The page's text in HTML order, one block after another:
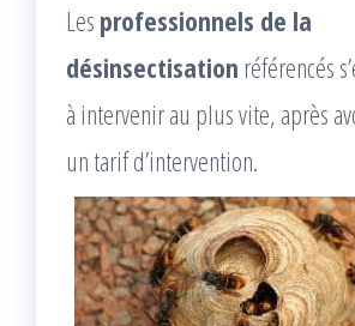
Les professionnels de la
désinsectisation référencés
à intervenir au plus vite, après
un tarif d’intervention.